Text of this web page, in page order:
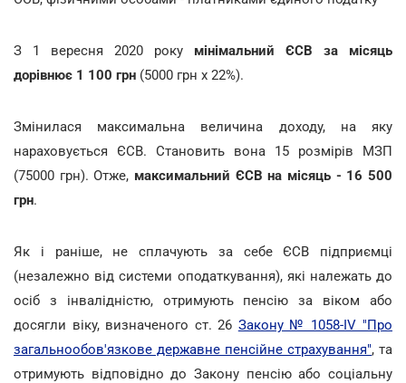
З 1 вересня 2020 року мінімальний ЄСВ за місяць
дорівнює 1 100 грн (5000 грн х 22%).
Змінилася максимальна величина доходу, на яку
нараховується ЄСВ. Становить вона 15 розмірів МЗП
(75000 грн). Отже, максимальний ЄСВ на місяць - 16 500
грн.
Як і раніше, не сплачують за себе ЄСВ підприємці
(незалежно від системи оподаткування), які належать до
осіб з інвалідністю, отримують пенсію за віком або
досягли віку, визначеного ст. 26 Закону № 1058-IV "Про
загальнообов'язкове державне пенсійне страхування", та
отримують відповідно до Закону пенсію або соціальну